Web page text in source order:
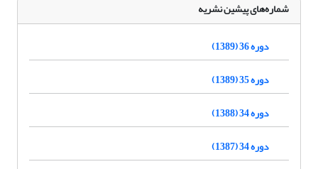
شماره‌های پیشین نشریه
دوره 36 (1389)
دوره 35 (1389)
دوره 34 (1388)
دوره 34 (1387)